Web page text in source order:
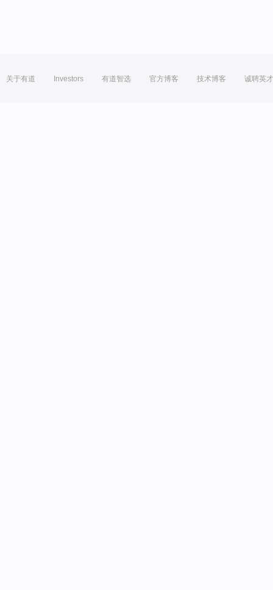
关于有道 Investors 有道智选 官方博客 技术博客 诚聘英才